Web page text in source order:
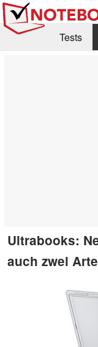
Tests
Ultrabooks:
auch zwei